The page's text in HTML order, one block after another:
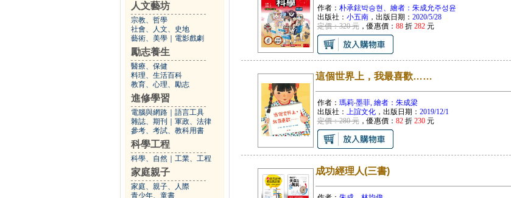
人文藝坊
宗教、哲學
社會、人文、史地
藝術、美學
電影戲劇
勵志養生
醫療、保健
料理、生活百科
教育、心理、勵志
進修學習
電腦與網路
語言工具
雜誌、期刊
軍政、法律
參考、考試、教科用書
科學工程
科學、自然 工業、工程
家庭親子
家庭、親子、人際
青少年、童書
作者： 朴承鉉박승현、繪者：朱成允주성윤
出版社： 小五南，出版日期： 2020/5/28
定價：320 元，優惠價： 88折 282元
這個世界上，我最喜歡……
作者： 瑪莉‧墨菲, 繪者：朱成梁
出版社： 上誼文化，出版日期： 2019/12/1
定價：280 元，優惠價： 82折 230元
成功經理人(三書)